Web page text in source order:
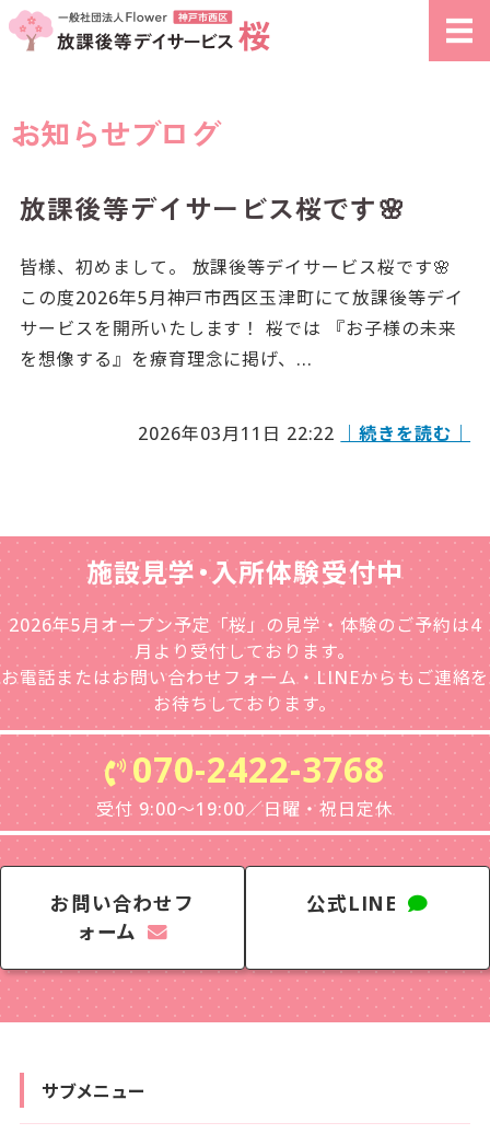
一般社団法人
支援内容・プログラム
ご利用案内
お問い合わせ
お知らせブログ
放課後等デイサービス桜です🌸
皆様、初めまして。 放課後等デイサービス桜です🌸
この度2026年5月神戸市西区玉津町にて放課後等デイ
サービスを開所いたします！ 桜では 『お子様の未来
を想像する』を療育理念に掲げ、...
2026年03月11日 22:22 ｜続きを読む｜
施設見学・入所体験受付中
2026年5月オープン予定「桜」の見学・体験のご予約は4
月より受付しております。
お電話またはお問い合わせフォーム・LINEからもご連絡を
お待ちしております。
070-2422-3768
受付 9:00〜19:00／日曜・祝日定休
お問い合わせフ
ォーム
公式LINE
サブメニュー